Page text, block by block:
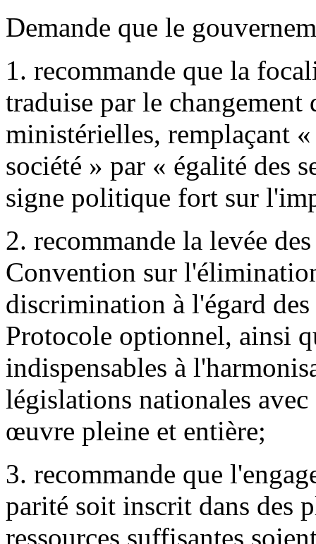
Demande que le
1. recommande que la
traduise par le
ministérielles, remplaçant
société » par « égalité des
signe politique fort sur
2. recommande la levée
Convention sur
discrimination à l'égard
Protocole optionnel, ainsi
indispensables à
législations nationales
œuvre pleine et entière;
3. recommande que
parité soit inscrit dans des
ressources suffisantes